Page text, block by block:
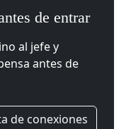
de entrar
al jefe y
antes de
de conexiones